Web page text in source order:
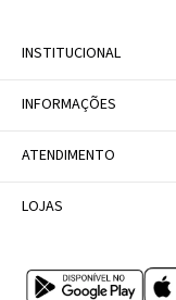
INSTITUCIONAL
A Marca
Trabalhe conosco
INFORMAÇÕES
Política de Privacidade
Tabela de Medidas
ATENDIMENTO
Personal Shopper
LOJAS
Multimarcas